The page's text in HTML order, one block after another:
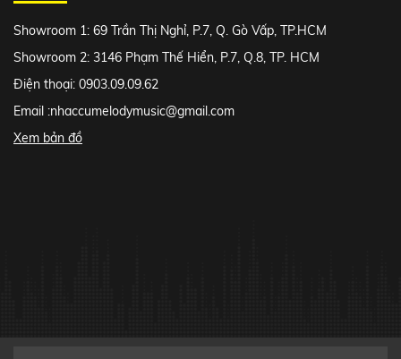
Showroom 1: 69 Trần Thị Nghỉ, P.7, Q. Gò Vấp, TP.HCM
Showroom 2: 3146 Phạm Thế Hiển, P.7, Q.8, TP. HCM
Điện thoại: 0903.09.09.62
Email :nhaccumelodymusic@gmail.com
Xem bản đồ